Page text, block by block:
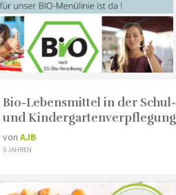
Bio-Lebensmittel in der Schul-
und Kindergartenverpflegung
von AJB
5 JAHREN